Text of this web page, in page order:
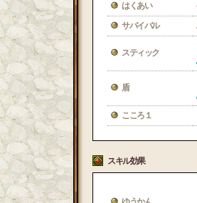
はくあい
サバイバル
スティック
盾
こころ１
スキル効果